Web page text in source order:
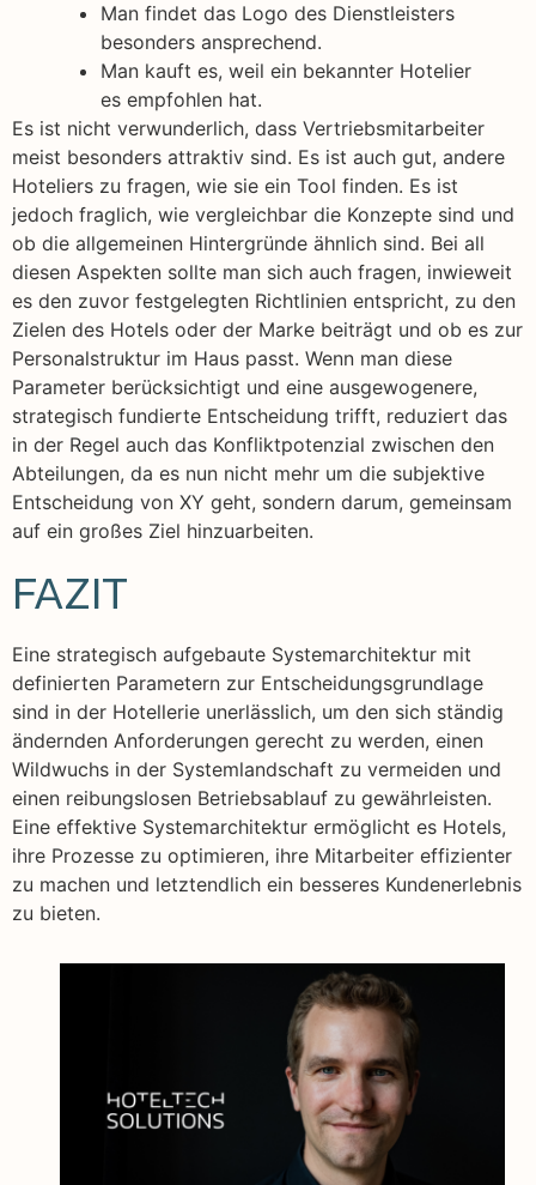
Man findet das Logo des Dienstleisters
besonders ansprechend.
Man kauft es, weil ein bekannter Hotelier
es empfohlen hat.
Es ist nicht verwunderlich, dass Vertriebsmitarbeiter
meist besonders attraktiv sind. Es ist auch gut, andere
Hoteliers zu fragen, wie sie ein Tool finden. Es ist
jedoch fraglich, wie vergleichbar die Konzepte sind und
ob die allgemeinen Hintergründe ähnlich sind. Bei all
diesen Aspekten sollte man sich auch fragen, inwieweit
es den zuvor festgelegten Richtlinien entspricht, zu den
Zielen des Hotels oder der Marke beiträgt und ob es zur
Personalstruktur im Haus passt. Wenn man diese
Parameter berücksichtigt und eine ausgewogenere,
strategisch fundierte Entscheidung trifft, reduziert das
in der Regel auch das Konfliktpotenzial zwischen den
Abteilungen, da es nun nicht mehr um die subjektive
Entscheidung von XY geht, sondern darum, gemeinsam
auf ein großes Ziel hinzuarbeiten.
FAZIT
Eine strategisch aufgebaute Systemarchitektur mit
definierten Parametern zur Entscheidungsgrundlage
sind in der Hotellerie unerlässlich, um den sich ständig
ändernden Anforderungen gerecht zu werden, einen
Wildwuchs in der Systemlandschaft zu vermeiden und
einen reibungslosen Betriebsablauf zu gewährleisten.
Eine effektive Systemarchitektur ermöglicht es Hotels,
ihre Prozesse zu optimieren, ihre Mitarbeiter effizienter
zu machen und letztendlich ein besseres Kundenerlebnis
zu bieten.